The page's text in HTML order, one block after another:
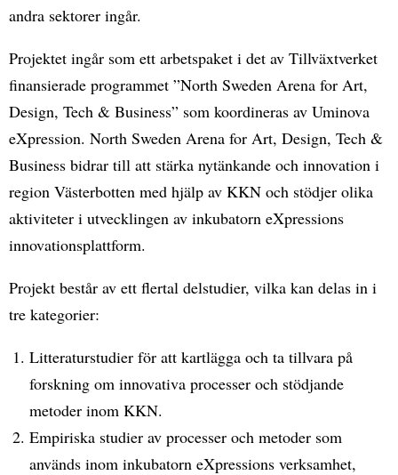
andra sektorer ingår.
Projektet ingår som ett arbetspaket i det av Tillväxtverket
finansierade programmet ”North Sweden Arena for Art,
Design, Tech & Business” som koordineras av Uminova
eXpression. North Sweden Arena for Art, Design, Tech &
Business bidrar till att stärka nytänkande och innovation i
region Västerbotten med hjälp av KKN och stödjer olika
aktiviteter i utvecklingen av inkubatorn eXpressions
innovationsplattform.
Projekt består av ett flertal delstudier, vilka kan delas in i
tre kategorier:
Litteraturstudier för att kartlägga och ta tillvara på
forskning om innovativa processer och stödjande
metoder inom KKN.
Empiriska studier av processer och metoder som
används inom inkubatorn eXpressions verksamhet,